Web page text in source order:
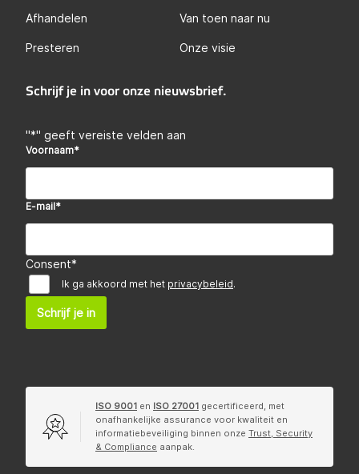
Afhandelen
Presteren
Van toen naar nu
Onze visie
Schrijf je in voor onze nieuwsbrief.
"*" geeft vereiste velden aan
Voornaam*
E-mail*
Consent*
Ik ga akkoord met het privacybeleid.
Schrijf je in
ISO 9001 en ISO 27001 gecertificeerd, met
onafhankelijke assurance voor kwaliteit en
informatiebeveiliging binnen onze Trust, Security
& Compliance aanpak.